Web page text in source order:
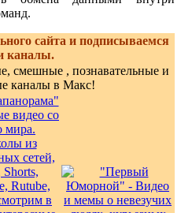
сайта и подписываемся
каналы.
смешные , познавательные и
каналы в Макс!